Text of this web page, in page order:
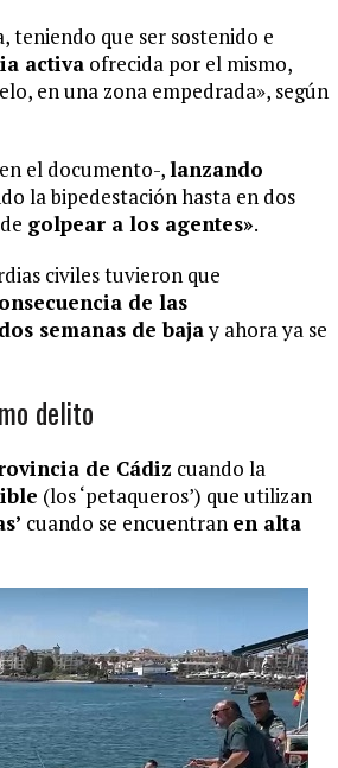
teniendo que ser sostenido e
activa ofrecida por el mismo,
en una zona empedrada», según
el documento-,lanzando
la bipedestación hasta en dos
golpear a los agentes».
civiles tuvieron que
de las
dos semanas de bajay ahora ya se
delito
de Cádiz cuando la
(los ‘petaqueros’) que utilizan
cuando se encuentran en alta